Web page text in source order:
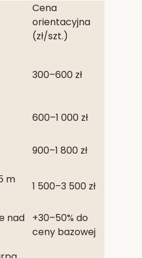
Cena
orientacyjna
(zł/szt.)
300–600 zł
600–1 000 zł
900–1 800 zł
m
1 500–3 500 zł
nad
+30–50% do
ceny bazowej